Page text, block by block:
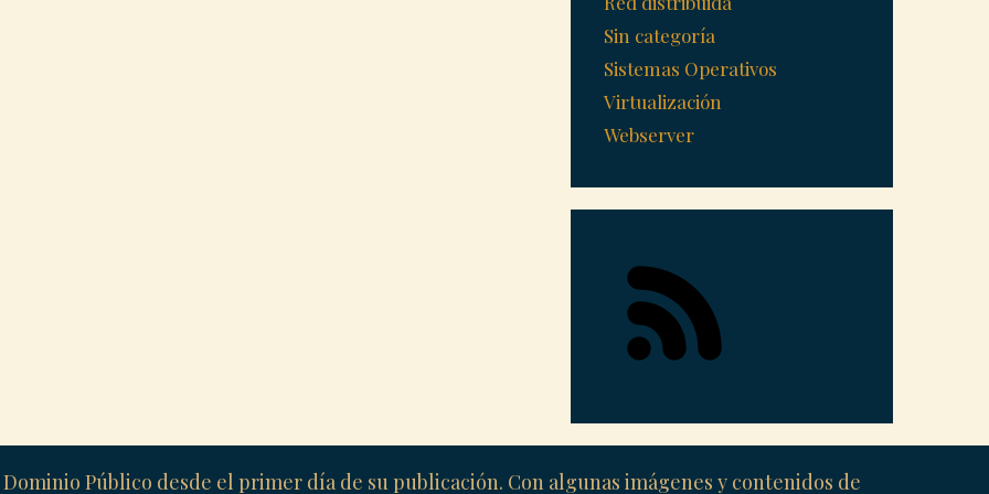
Sin categoría
Sistemas Operativos
Virtualización
Webserver
Público desde el primer día de su publicación. Con algunas imágenes y contenidos de